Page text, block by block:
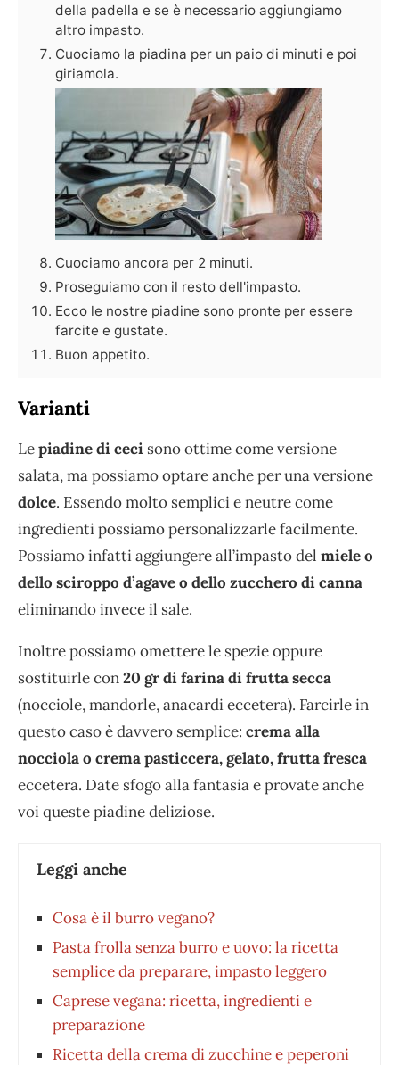
della padella e se è necessario aggiungiamo
altro impasto.
Cuociamo la piadina per un paio di minuti e poi
giriamola.
Cuociamo ancora per 2 minuti.
Proseguiamo con il resto dell'impasto.
Ecco le nostre piadine sono pronte per essere
farcite e gustate.
Buon appetito.
Varianti
Lepiadine di ceci sono ottime come versione
salata, ma possiamo optare anche per una versione
dolce. Essendo molto semplici e neutre come
ingredienti possiamo personalizzarle facilmente.
Possiamo infatti aggiungere all’impasto del miele o
dello sciroppo d’agave o dello zucchero di canna
eliminando invece il sale.
Inoltre possiamo omettere le spezie oppure
sostituirle con20 gr di farina di frutta secca
(nocciole, mandorle, anacardi eccetera). Farcirle in
questo caso è davvero semplice: crema alla
nocciola o crema pasticcera, gelato, frutta fresca
eccetera. Date sfogo alla fantasia e provate anche
voi queste piadine deliziose.
Leggi anche
Cosa è il burro vegano?
Pasta frolla senza burro e uovo: la ricetta
semplice da preparare, impasto leggero
Caprese vegana: ricetta, ingredienti e
preparazione
Ricetta della crema di zucchine e peperoni